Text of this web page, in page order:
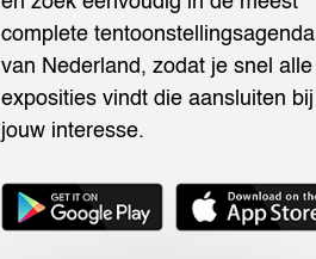
complete tentoonstellingsagenda
van Nederland, zodat je snel alle
exposities vindt die aansluiten bij
jouw interesse.